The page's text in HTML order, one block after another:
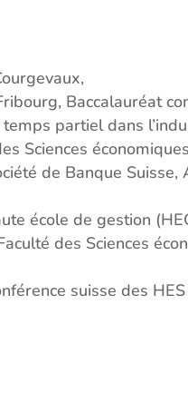
Baccalauréat
partiel dans
Sciences
de Banque
école de gestion
des Sciences
suisse des